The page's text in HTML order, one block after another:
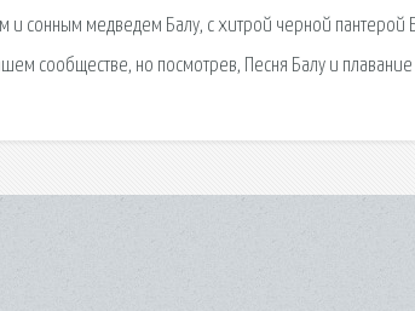
и сонным медведем Балу, с хитрой черной пантерой
сообществе, но посмотрев, Песня Балу и